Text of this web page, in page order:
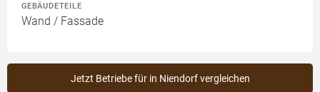
GEBÄUDETEILE
Wand / Fassade
Jetzt Betriebe für in Niendorf vergleichen